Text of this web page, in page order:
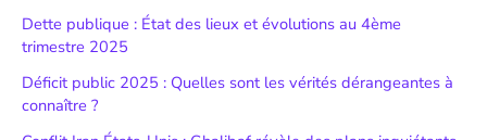
Dette publique : État des lieux et évolutions au 4ème
trimestre 2025
Déficit public 2025 : Quelles sont les vérités dérangeantes à
connaître ?